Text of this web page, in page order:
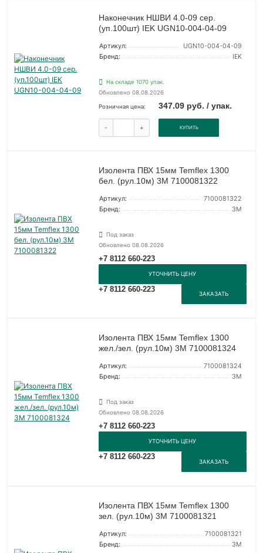
Наконечник НШВИ 4.0-09 сер.
(уп.100шт) IEK UGN10-004-04-09
Артикул:
UGN10-004-04-09
Бренд:
IEK
На складе 1070 упак.
Обновлено 08.08.2026
Розничная цена: 347.09 руб. / упак.
- + КУПИТЬ
Изолента ПВХ 15мм Temflex 1300
бел. (рул.10м) 3М 7100081322
Артикул:
7100081322
Бренд:
3М
Под заказ
Обновлено 08.08.2026
+7 8112 660-223
УТОЧНИТЬ ЦЕНУ
+7 8112 660-223
ЗАКАЗАТЬ
Изолента ПВХ 15мм Temflex 1300
жел./зел. (рул.10м) 3М 7100081324
Артикул:
7100081324
Бренд:
3М
Под заказ
Обновлено 08.08.2026
+7 8112 660-223
УТОЧНИТЬ ЦЕНУ
+7 8112 660-223
ЗАКАЗАТЬ
Изолента ПВХ 15мм Temflex 1300
зел. (рул.10м) 3М 7100081321
Артикул:
7100081321
Бренд:
3М